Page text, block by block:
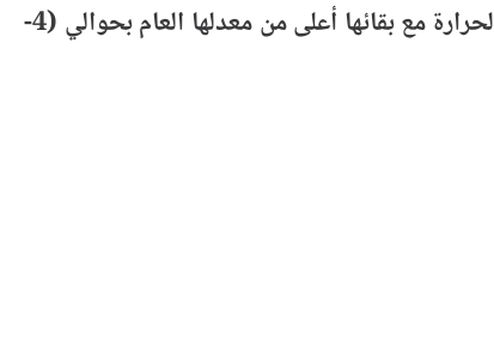
والخميس، يكون الجو حارًا في معظم المناطق شديد الحرارة في أريحا والأغوار وجافا،ويطرأ انخفاض على درجات الحرارة مع بقائها أعلى من معدلها العام بحوالي (4-